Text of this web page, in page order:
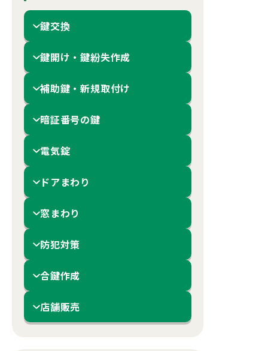
鍵交換
鍵開け・鍵紛失作成
補助鍵・新規取付け
暗証番号の鍵
電気錠
ドアまわり
窓まわり
防犯対策
合鍵作成
店舗販売